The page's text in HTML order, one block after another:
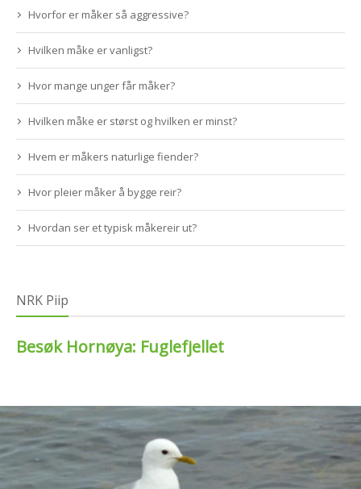
Hvorfor er måker så aggressive?
Hvilken måke er vanligst?
Hvor mange unger får måker?
Hvilken måke er størst og hvilken er minst?
Hvem er måkers naturlige fiender?
Hvor pleier måker å bygge reir?
Hvordan ser et typisk måkereir ut?
NRK Piip
Besøk Hornøya: Fuglefjellet